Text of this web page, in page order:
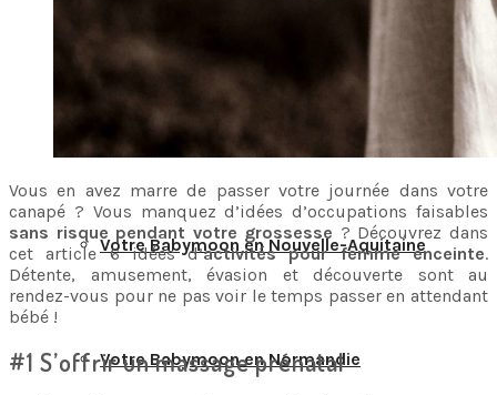
Votre Babymoon en Ile-de-France
Votre Babymoon en Nouvelle-Aquitaine
Votre Babymoon en Normandie
Vous en avez marre de passer votre journée dans votre
canapé ? Vous manquez d’idées d’occupations faisables
sans risque pendant votre grossesse ? Découvrez dans
cet article 6 idées d’activités pour femme enceinte.
Détente, amusement, évasion et découverte sont au
rendez-vous pour ne pas voir le temps passer en attendant
bébé !
#1 S’offrir un massage prénatal